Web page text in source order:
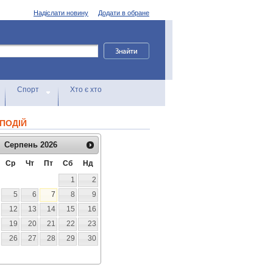
Додати в обране
Надіслати новину
Спорт Хто є хто
Серпень 2026
Ср Чт Пт Сб
Нд
1
2
5 6 7 8
9
12 13 14 15
16
19 20 21 22
23
26 27 28 29
30